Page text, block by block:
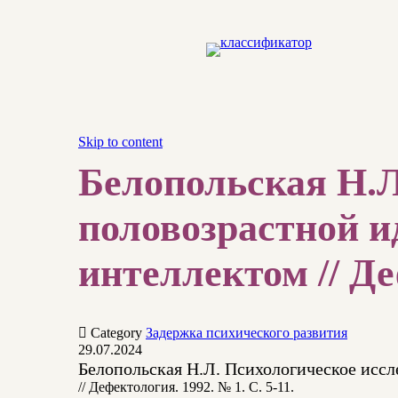
Skip to content
Белопольская
половозрастной
интеллектом //
 Category Задержка психического развития
29.07.2024
Белопольская Н.Л. Психологическое
// Дефектология. 1992. № 1. С. 5-11.